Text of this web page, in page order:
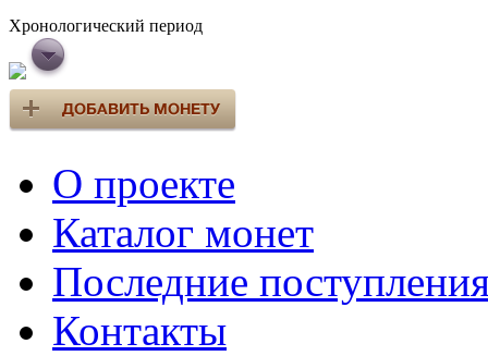
Хронологический период
О проекте
Каталог монет
Последние
Контакты